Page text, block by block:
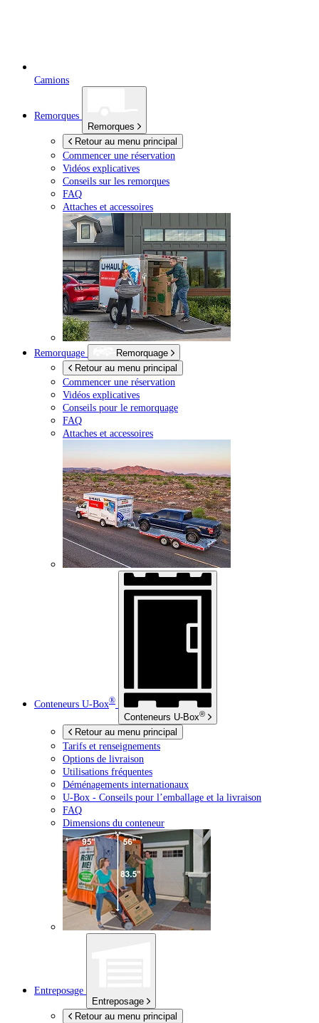
Camions
Remorques
Remorques
Retour au menu principal
Commencer une réservation
Vidéos explicatives
Conseils sur les remorques
FAQ
Attaches et accessoires
Remorquage
Remorquage
Retour au menu principal
Commencer une réservation
Vidéos explicatives
Conseils pour le remorquage
FAQ
Attaches et accessoires
Conteneurs U-Box®
Conteneurs U-Box®
Retour au menu principal
Tarifs et renseignements
Options de livraison
Utilisations fréquentes
Déménagements internationaux
U-Box - Conseils pour l’emballage et la livraison
FAQ
Dimensions du conteneur
Entreposage
Entreposage
Retour au menu principal